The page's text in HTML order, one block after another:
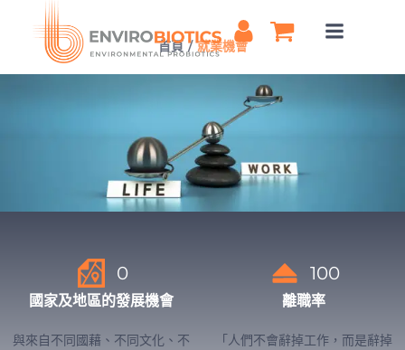
to
content
首頁 就業機會
0
國家及地區的發展機會
與來自不同國藉、不同文化、不
100
離職率
「人們不會辭掉工作，而是辭掉